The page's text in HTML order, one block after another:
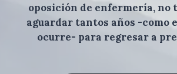
oposición de enfermería, no
aguardar tantos años -como
ocurre- para regresar a